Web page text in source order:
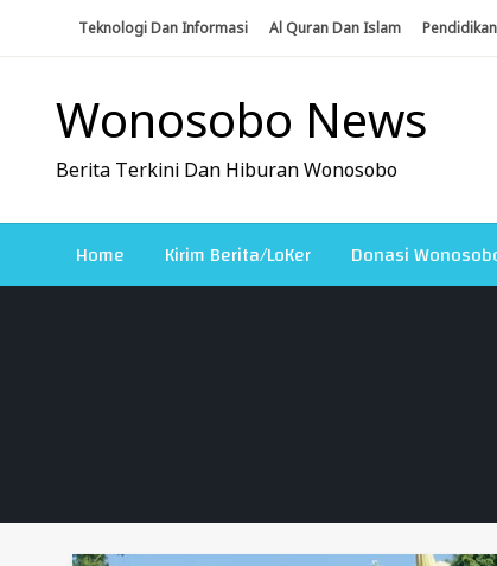
Teknologi Dan Informasi Al Quran Dan Islam Pendidikan
Wonosobo News
Berita Terkini Dan Hiburan Wonosobo
Home Kirim Berita/LoKer Donasi